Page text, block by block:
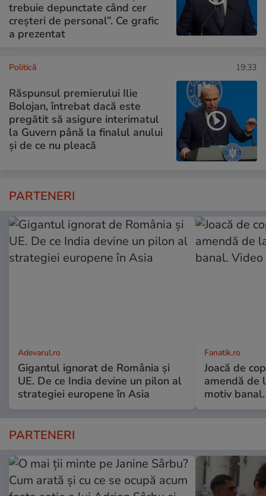
trebuie depunctate când cer
creșteri de personal”. Ce grafic
a prezentat
Politică 19:33
Răspunsul premierului Ilie
Bolojan, întrebat dacă este
pregătit să asigure interimatul
la Guvern până la finalul anului
și de ce nu pleacă
PARTENERI
Adevarul.ro
Gigantul ignorat de România și
UE. De ce India devine un pilon al
strategiei europene în Asia
Fanatik.ro
Joacă de
amendă de
motiv
PARTENERI